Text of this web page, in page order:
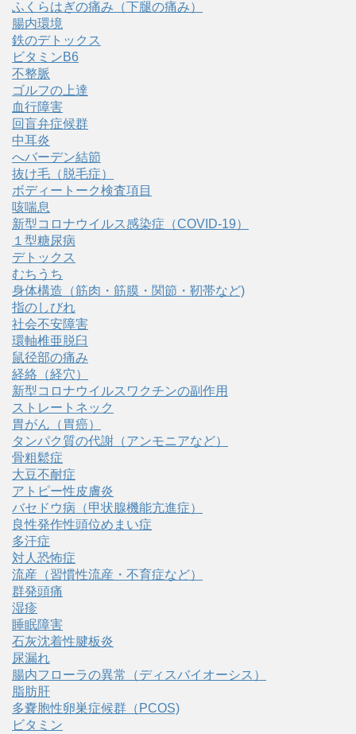
ふくらはぎの痛み（下腿の痛み）
腸内環境
鉄のデトックス
ビタミンB6
不整脈
ゴルフの上達
血行障害
回盲弁症候群
中耳炎
へバーデン結節
抜け毛（脱毛症）
ボディートーク検査項目
咳喘息
新型コロナウイルス感染症（COVID‑19）
１型糖尿病
デトックス
むちうち
身体構造（筋肉・筋膜・関節・靭帯など)
指のしびれ
社会不安障害
環軸椎亜脱臼
鼠径部の痛み
経絡（経穴）
新型コロナウイルスワクチンの副作用
ストレートネック
胃がん（胃癌）
タンパク質の代謝（アンモニアなど）
骨粗鬆症
大豆不耐症
アトピー性皮膚炎
バセドウ病（甲状腺機能亢進症）
良性発作性頭位めまい症
多汗症
対人恐怖症
流産（習慣性流産・不育症など）
群発頭痛
湿疹
睡眠障害
石灰沈着性腱板炎
尿漏れ
腸内フローラの異常（ディスバイオーシス）
脂肪肝
多嚢胞性卵巣症候群（PCOS)
ビタミン